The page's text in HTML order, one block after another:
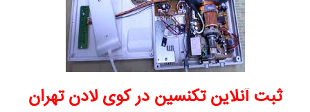
ثبت آنلاین تکنسین در کوی لادن تهران